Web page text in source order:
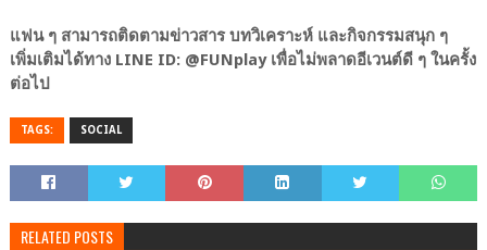
แฟน ๆ สามารถติดตามข่าวสาร บทวิเคราะห์ และกิจกรรมสนุก ๆ
เพิ่มเติมได้ทาง LINE ID: @FUNplay เพื่อไม่พลาดอีเวนต์ดี ๆ ในครั้ง
ต่อไป
TAGS: SOCIAL
RELATED POSTS